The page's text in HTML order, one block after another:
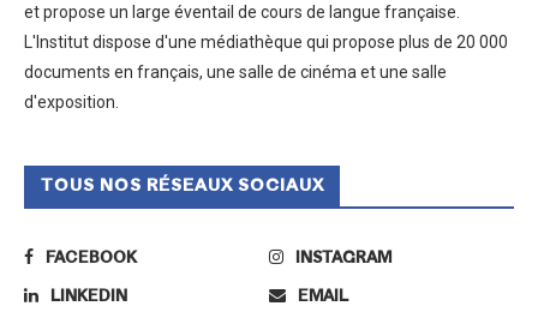
et propose un large éventail de cours de langue française.
L'Institut dispose d'une médiathèque qui propose plus de 20 000
documents en français, une salle de cinéma et une salle
d'exposition.
TOUS NOS RÉSEAUX SOCIAUX
FACEBOOK INSTAGRAM
LINKEDIN EMAIL